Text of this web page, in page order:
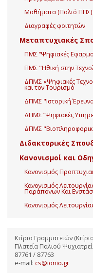
Μαθήματα (Παλιό ΠΠΣ)
Διαγραφές φοιτητών
Μεταπτυχιακές
ΠΜΣ “Ψηφιακές
ΠΜΣ "Ηθική στην
ΔΠΜΣ «Ψηφιακές
και τον Τουρισμό
ΔΠΜΣ "Ιστορική
ΔΠΜΣ “Ψηφιακές
ΔΠΜΣ
Διδακτορικές
Κανονισμοί και
Κανονισμός
Κανονισμός
Παράπονων Και
Κανονισμός
Κτίριο Γραμματειών
Πλατεία Παλιού
87761 / 87763
e-mail: cs@ionio.gr